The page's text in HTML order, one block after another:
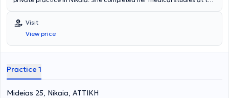
has experience and specialization in diabetes mellitus, thyroid and
parathyroid glands, as well as obesity and metabolism.
Visit
View price
Practice 1
Mideias 25, Nikaia, ΑΤΤΙΚΗ